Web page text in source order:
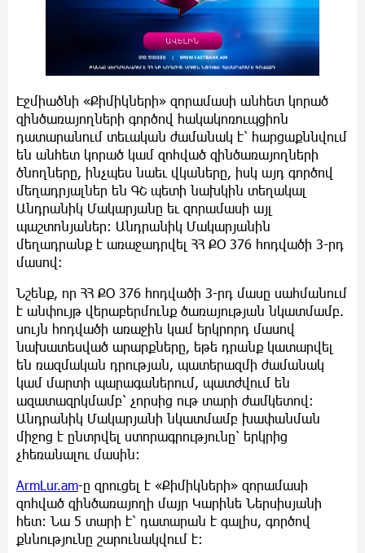
Էջմիածնի «Քիմիկների» զորամասի անհետ կորած
զինծառայողների գործով հակակոռուպցիոն
դատարանում տեւական ժամանակ է՝ հարցաքննվում
են անհետ կորած կամ զոհված զինծառայողների
ծնողները, ինչպես նաեւ վկաները, իսկ այդ գործով
մեղադրյալներ են ԳՇ պետի նախկին տեղակալ
Անդրանիկ Մակարյանը եւ զորամասի այլ
պաշտոնյաներ։ Անդրանիկ Մակարյանին
մեղադրանք է առաջադրվել ՀՀ ՔՕ 376 հոդվածի 3-րդ
մասով:
Նշենք, որ ՀՀ ՔՕ 376 հոդվածի 3-րդ մասը սահմանում
է անփույթ վերաբերմունք ծառայության նկատմամբ.
սույն հոդվածի առաջին կամ երկրորդ մասով
նախատեսված արարքները, եթե դրանք կատարվել
են ռազմական դրության, պատերազմի ժամանակ
կամ մարտի պարագաներում, պատժվում են
ազատազրկմամբ՝ չորսից ութ տարի ժամկետով:
Անդրանիկ Մակարյանի նկատմամբ խափանման
միջոց է ընտրվել ստորագրությունը՝ երկրից
չհեռանալու մասին։
ArmLur.am-ը զրուցել է «Քիմիկների» զորամասի
զոհված զինծառայողի մայր Կարինե Ներսիսյանի
հետ։ Նա 5 տարի է՝ դատարան է գալիս, գործով
քննությունը շարունակվում է: